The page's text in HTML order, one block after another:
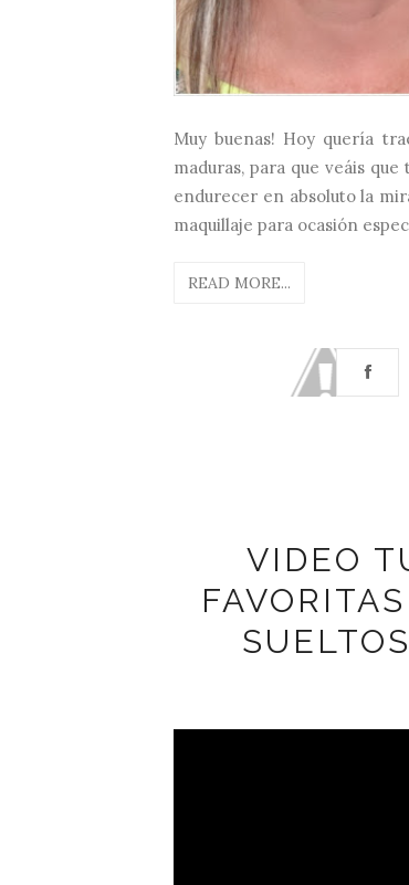
Muy buenas! Hoy quería
maduras, para que veáis
endurecer en absoluto la
maquillaje para ocasión
READ MORE...
VIDEO